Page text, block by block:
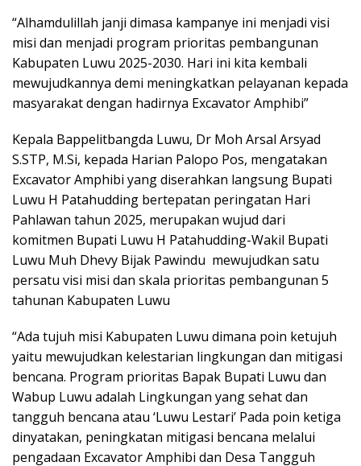
“Alhamdulillah janji dimasa kampanye ini menjadi visi
misi dan menjadi program prioritas pembangunan
Kabupaten Luwu 2025-2030. Hari ini kita kembali
mewujudkannya demi meningkatkan pelayanan kepada
masyarakat dengan hadirnya Excavator Amphibi”
Kepala Bappelitbangda Luwu, Dr Moh Arsal Arsyad
S.STP, M.Si, kepada Harian Palopo Pos, mengatakan
Excavator Amphibi yang diserahkan langsung Bupati
Luwu H Patahudding bertepatan peringatan Hari
Pahlawan tahun 2025, merupakan wujud dari
komitmen Bupati Luwu H Patahudding-Wakil Bupati
Luwu Muh Dhevy Bijak Pawindu mewujudkan satu
persatu visi misi dan skala prioritas pembangunan 5
tahunan Kabupaten Luwu
“Ada tujuh misi Kabupaten Luwu dimana poin ketujuh
yaitu mewujudkan kelestarian lingkungan dan mitigasi
bencana. Program prioritas Bapak Bupati Luwu dan
Wabup Luwu adalah Lingkungan yang sehat dan
tangguh bencana atau ‘Luwu Lestari’ Pada poin ketiga
dinyatakan, peningkatan mitigasi bencana melalui
pengadaan Excavator Amphibi dan Desa Tangguh